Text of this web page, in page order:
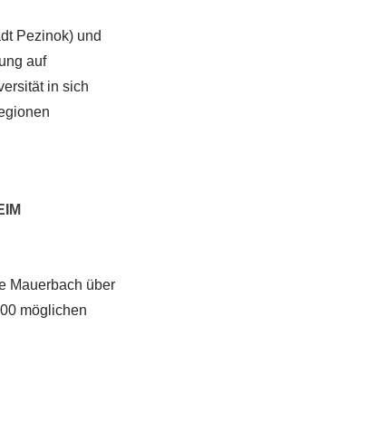
Pezinok) und
auf
in sich
Mauerbach über
möglichen